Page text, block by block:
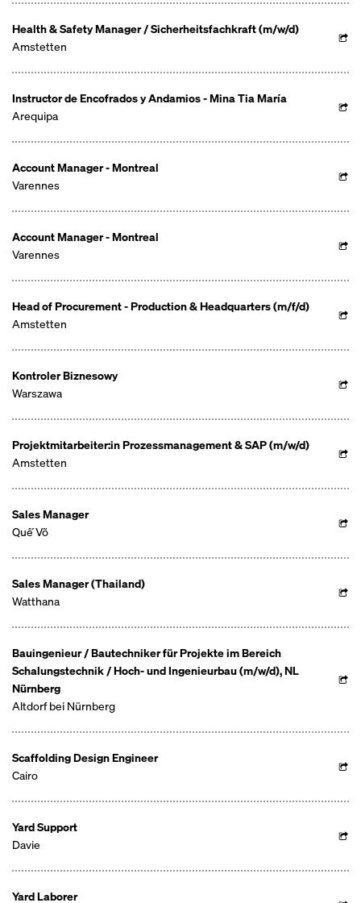
Health & Safety Manager / Sicherheitsfachkraft (m/w/d)
Amstetten
Instructor de Encofrados y Andamios - Mina Tia María
Arequipa
Account Manager - Montreal
Varennes
Account Manager - Montreal
Varennes
Head of Procurement - Production & Headquarters (m/f/d)
Amstetten
Kontroler Biznesowy
Warszawa
Projektmitarbeiter:in Prozessmanagement & SAP (m/w/d)
Amstetten
Sales Manager
Quế Võ
Sales Manager (Thailand)
Watthana
Bauingenieur / Bautechniker für Projekte im Bereich
Schalungstechnik / Hoch- und Ingenieurbau (m/w/d), NL
Nürnberg
Altdorf bei Nürnberg
Scaffolding Design Engineer
Cairo
Yard Support
Davie
Yard Laborer